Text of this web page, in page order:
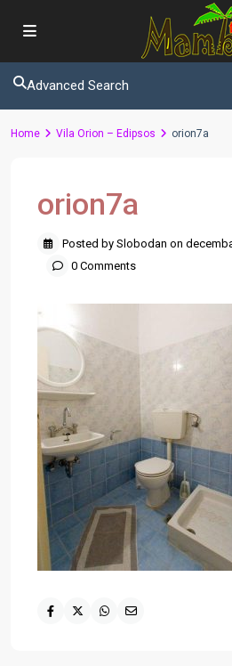
Advanced Search
Home Vila Orion – Edipsos orion7a
orion7a
Posted by Slobodan on
0 Comments